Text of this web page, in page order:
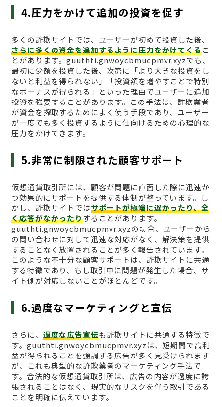
4.圧力をかけて追加の投資を促す
多くの詐欺サイトでは、ユーザーが初めて投資した後、
さらに多くの資金を追加するように圧力をかけてくるこ
とがあります。guuthti.gnwoycbmucpmvr.xyzでも、
最初に少額を投資した後、次第に「より大きな投資をし
ないと利益を得られない」「投資額を増やすことで特別
なボーナスが得られる」といった理由でユーザーに追加
投資を強要することがあります。この手法は、詐欺業者
が資金を搾取するためによく使う手段であり、ユーザー
が一度でも多く投資するように仕向けるための心理的な
圧力をかけてきます。
5.非常に制限された顧客サポート
仮想通貨取引所には、顧客が問題に直面した際に迅速か
つ効果的にサポートを提供する体制が整っています。し
かし、詐欺サイトではサポートが極端に遅かったり、全
く応答がなかったりすることがあります。
guuthti.gnwoycbmucpmvr.xyzの場合、ユーザーから
の問い合わせに対して迅速な対応がなく、解決策を提供
することなく放置されることが多く報告されています。
このような不十分な顧客サポートは、詐欺サイトに共通
する特徴であり、もし取引中に問題が発生した場合、サ
イト側が対応しないことがほとんどです。
6.過度なマーケティングと宣伝
さらに、 過度な広告宣伝も詐欺サイトに共通する特徴で
す。guuthti.gnwoycbmucpmvr.xyzは、短期間で高利
益が得られることを強調する広告が多く見受けられます
が、これも典型的な詐欺業者のマーケティング手法で
す。合法的な仮想通貨取引所は、広告の内容が過度に誇
張されることはなく、現実的なリスクを伴う取引である
ことを明確に伝えています。